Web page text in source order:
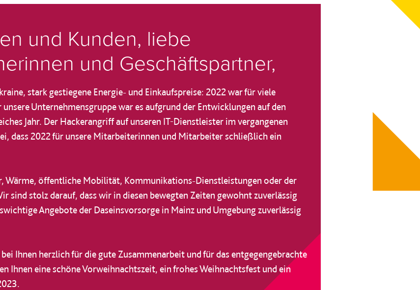
und Kunden, liebe
und Geschäftspartner,
stark gestiegene Energie- und Einkaufspreise: 2022 war für viele
unsere Unternehmensgruppe war es aufgrund der Entwicklungen auf den
Jahr. Der Hackerangriff auf unseren IT-Dienstleister im vergangenen
dass 2022 für unsere Mitarbeiterinnen und Mitarbeiter schließlich ein
Wärme, öffentliche Mobilität, Kommunikations-Dienstleistungen oder der
sind stolz darauf, dass wir in diesen bewegten Zeiten gewohnt zuverlässig
Angebote der Daseinsvorsorge in Mainz und Umgebung zuverlässig
Ihnen herzlich für die gute Zusammenarbeit und für das entgegengebrachte
Ihnen eine schöne Vorweihnachtszeit, ein frohes Weihnachtsfest und ein